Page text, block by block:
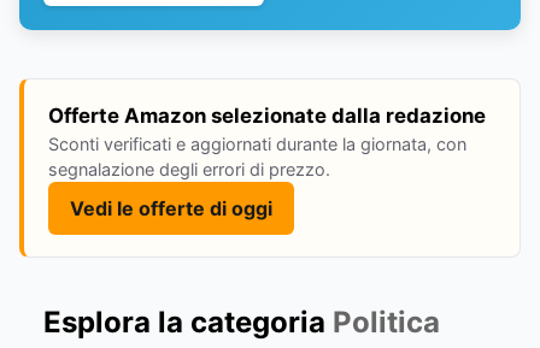
Offerte Amazon selezionate dalla redazione
Sconti verificati e aggiornati durante la giornata, con
segnalazione degli errori di prezzo.
Vedi le offerte di oggi
Esplora la categoria Politica